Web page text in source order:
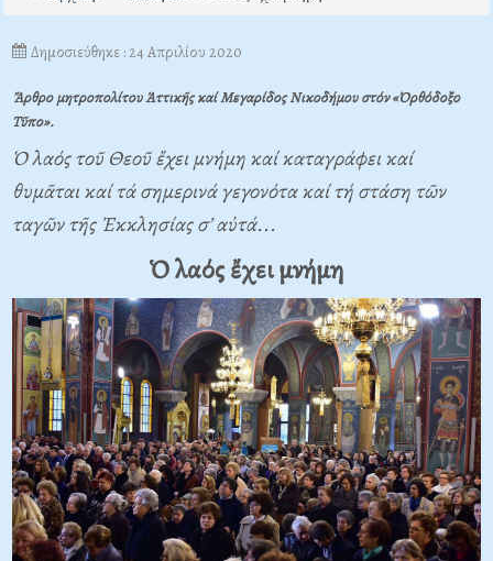
Δημοσιεύθηκε : 24 Απριλίου 2020
Ἄρθρο μητροπολίτου Ἀττικῆς καί Μεγαρίδος Νικοδήμου στόν «Ὀρθόδοξο
Τῦπο».
Ὁ λαός τοῦ Θεοῦ ἔχει μνήμη καί καταγράφει καί
θυμᾶται καί τά σημερινά γεγονότα καί τή στάση τῶν
ταγῶν τῆς Ἐκκλησίας σ’ αὐτά...
Ὁ λαός ἔχει μνήμη